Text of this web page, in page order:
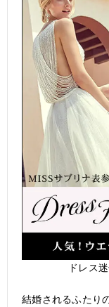
ドレス
結婚されるふたり